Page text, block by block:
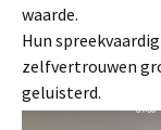
waarde.
Hun
zelfvertrouwen
geluisterd.